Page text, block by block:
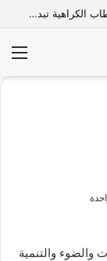
مصطفى الحداد المحامى: المواجهة القانونية لخطاب الكراهية تبدأ بتشريع واضح ووعي مجتمعي
والتنمية